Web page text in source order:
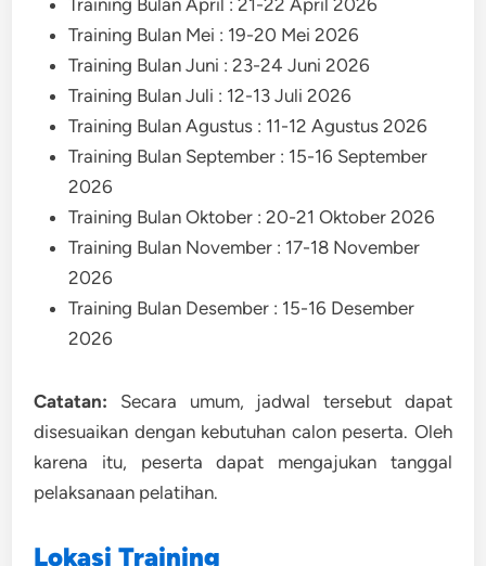
Training Bulan April : 21-22 April 2026
Training Bulan Mei : 19-20 Mei 2026
Training Bulan Juni : 23-24 Juni 2026
Training Bulan Juli : 12-13 Juli 2026
Training Bulan Agustus : 11-12 Agustus 2026
Training Bulan September : 15-16 September
2026
Training Bulan Oktober : 20-21 Oktober 2026
Training Bulan November : 17-18 November
2026
Training Bulan Desember : 15-16 Desember
2026
Catatan: Secara umum, jadwal tersebut dapat
disesuaikan dengan kebutuhan calon peserta. Oleh
karena itu, peserta dapat mengajukan tanggal
pelaksanaan pelatihan.
Lokasi Training